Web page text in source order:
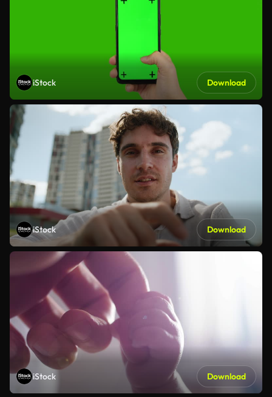
iStock Download
iStock Download
iStock Download